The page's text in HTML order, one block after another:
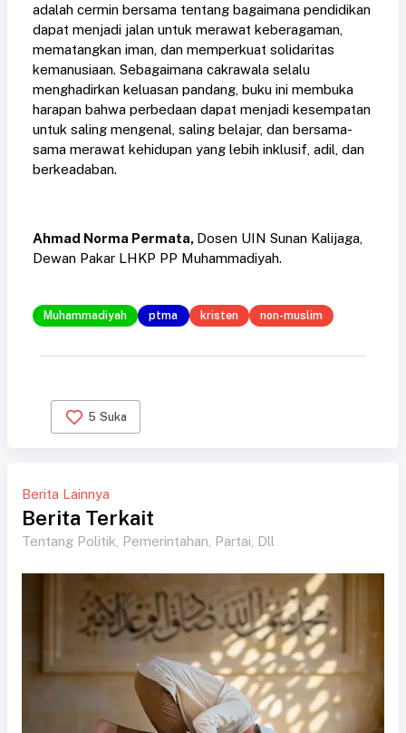
adalah cermin bersama tentang bagaimana pendidikan
dapat menjadi jalan untuk merawat keberagaman,
mematangkan iman, dan memperkuat solidaritas
kemanusiaan. Sebagaimana cakrawala selalu
menghadirkan keluasan pandang, buku ini membuka
harapan bahwa perbedaan dapat menjadi kesempatan
untuk saling mengenal, saling belajar, dan bersama-
sama merawat kehidupan yang lebih inklusif, adil, dan
berkeadaban.
Ahmad Norma Permata, Dosen UIN Sunan Kalijaga,
Dewan Pakar LHKP PP Muhammadiyah.
Muhammadiyah ptma kristen non-muslim
5 Suka
Berita Lainnya
Berita Terkait
Tentang Politik, Pemerintahan, Partai, Dll